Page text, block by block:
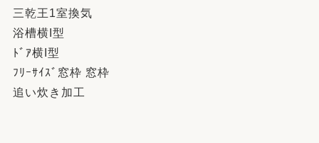
三乾王1室換気
浴槽横I型
ﾄﾞｱ横I型
ﾌﾘｰｻｲｽﾞ窓枠 窓枠
追い炊き加工